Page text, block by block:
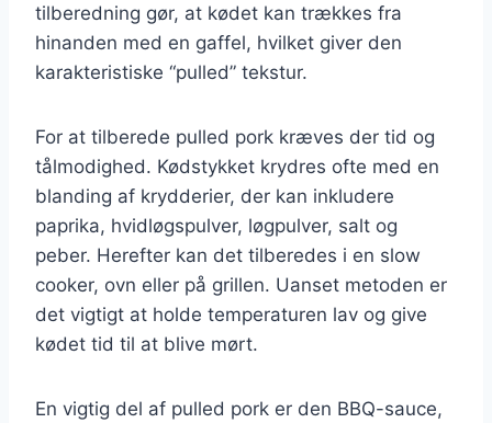
tilberedning gør, at kødet kan trækkes fra
hinanden med en gaffel, hvilket giver den
karakteristiske “pulled” tekstur.
For at tilberede pulled pork kræves der tid og
tålmodighed. Kødstykket krydres ofte med en
blanding af krydderier, der kan inkludere
paprika, hvidløgspulver, løgpulver, salt og
peber. Herefter kan det tilberedes i en slow
cooker, ovn eller på grillen. Uanset metoden er
det vigtigt at holde temperaturen lav og give
kødet tid til at blive mørt.
En vigtig del af pulled pork er den BBQ-sauce,